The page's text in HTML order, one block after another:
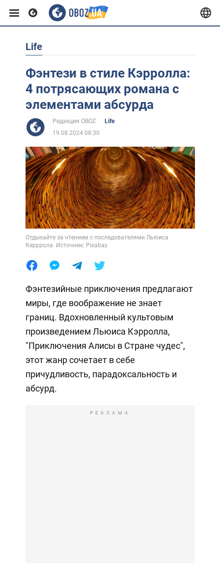
Европа
Африка
Жизнь
Лайфхаки
Life
Фэнтези в стиле Кэрролла:
4 потрясающих романа с
элементами абсурда
Редакция OBOZ
Life
19.08.2024 08:30
Отдыхайте за чтением с последователями Льюиса
Керррола. Источник: Pixabay
Фэнтезийные приключения предлагают
миры, где воображение не знает
границ. Вдохновленный культовым
произведением Льюиса Кэрролла,
"Приключения Алисы в Стране чудес",
этот жанр сочетает в себе
причудливость, парадоксальность и
абсурд.
РЕКЛАМА